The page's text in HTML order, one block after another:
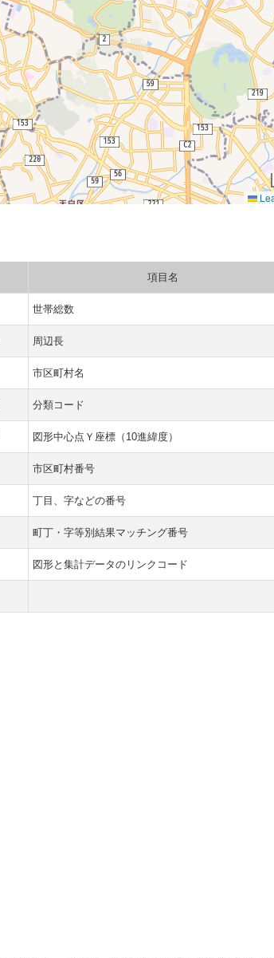
項目名
世帯総数
周辺長
市区町村名
分類コード
図形中心点Ｙ座標（10進緯度）
市区町村番号
丁目、字などの番号
町丁・字等別結果マッチング番号
図形と集計データのリンクコード